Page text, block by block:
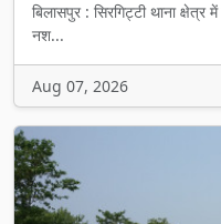
बिलासपुर : सिरगिट्टी थाना
नश...
Aug 07, 2026